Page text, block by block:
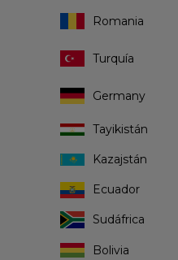
Romania
Turquía
Germany
Tayikistán
Kazajstán
Ecuador
Sudáfrica
Bolivia